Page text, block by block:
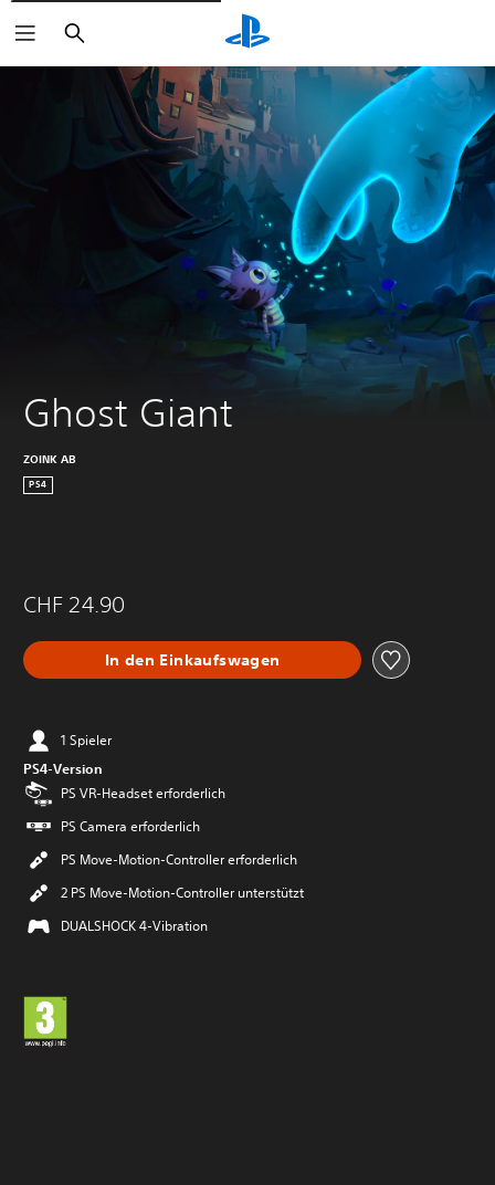
Suchen
Ghost Giant
ZOINK AB
PS4
CHF 24.90
In den Einkaufswagen
1 Spieler
PS4-Version
PS VR-Headset erforderlich
PS Camera erforderlich
PS Move-Motion-Controller erforderlich
2 PS Move-Motion-Controller unterstützt
DUALSHOCK 4-Vibration